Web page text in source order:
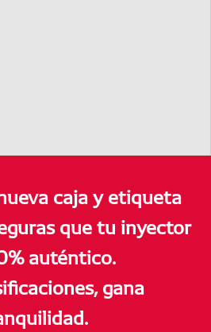
caja y etiqueta
que tu inyector
auténtico.
gana